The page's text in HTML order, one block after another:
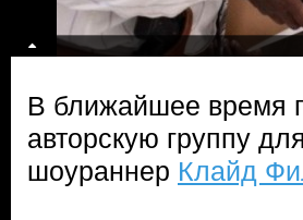
В ближайшее время
авторскую группу
шоураннер Клайд